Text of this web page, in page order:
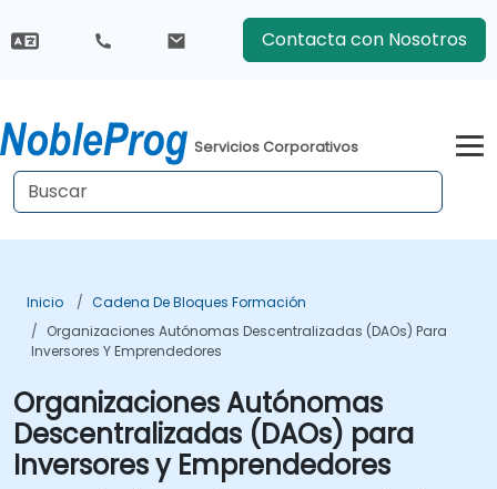
Contacta con Nosotros
Servicios Corporativos
Inicio
Cadena De Bloques Formación
Organizaciones Autónomas Descentralizadas (DAOs) Para
Inversores Y Emprendedores
Organizaciones Autónomas
Descentralizadas (DAOs) para
Inversores y Emprendedores